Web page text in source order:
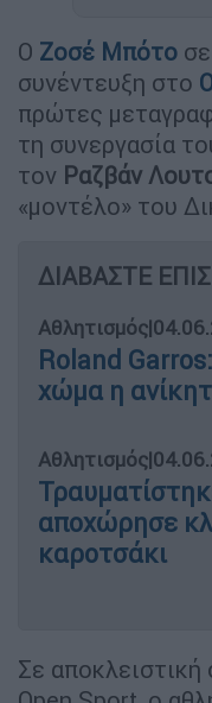
Ο Ζοσέ Μπότο
συνέντευξη στο
πρώτες
τη συνεργασία
τον Ραζβάν
«μοντέλο» του
ΔΙΑΒΑΣΤΕ
Αθλητισμός|
Roland
χώμα η
Αθλητισμός|
αποχώρησε
καροτσάκι
Σε